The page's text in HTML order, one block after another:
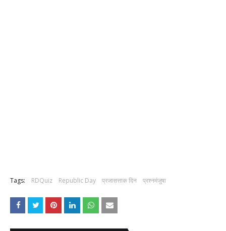
Tags: RDQuiz Republic Day प्रजासत्ताक दिन प्रश्नमंजुषा